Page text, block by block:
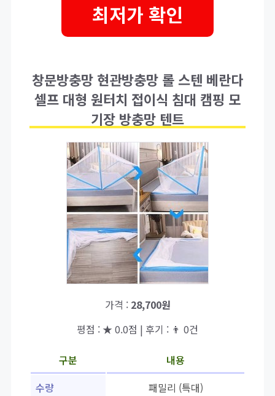
최저가 확인
창문방충망 현관방충망 롤 스텐 베란다
셀프 대형 원터치 접이식 침대 캠핑 모
기장 방충망 텐트
가격 : 28,700원
평점 : ★ 0.0점 | 후기 : 👨‍‍ 0건
구분
내용
수량
패밀리 (특대)